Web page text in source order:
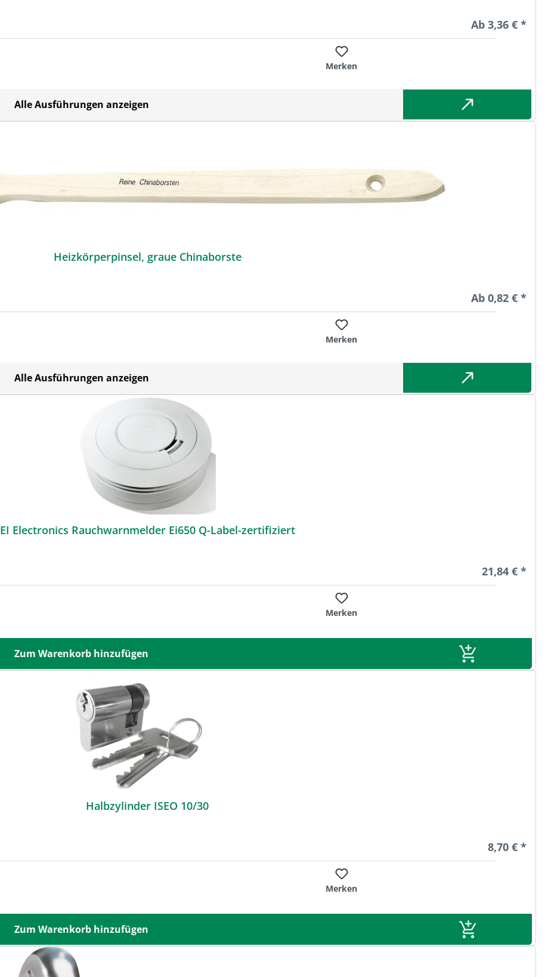
Regulärer
Ab 3,36 € *
Merken
Alle Ausführungen anzeigen
Heizkörperpinsel, graue Chinaborste
Regulärer
Ab 0,82 € *
Merken
Alle Ausführungen anzeigen
EI Electronics Rauchwarnmelder Ei650 Q-Label-zertifiziert
Regulärer
21,84 € *
Merken
Zum Warenkorb hinzufügen
Halbzylinder ISEO 10/30
Regulärer
8,70 € *
Merken
Zum Warenkorb hinzufügen